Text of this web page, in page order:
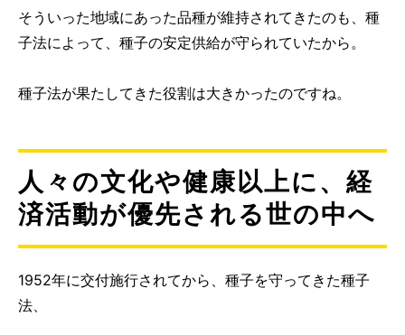
そういった地域にあった品種が維持されてきたのも、種
子法によって、種子の安定供給が守られていたから。
種子法が果たしてきた役割は大きかったのですね。
人々の文化や健康以上に、経
済活動が優先される世の中へ
1952年に交付施行されてから、種子を守ってきた種子
法、